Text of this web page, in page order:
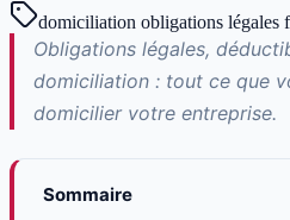
domiciliation obligations légales
Obligations légales,
domiciliation : tout ce que
domicilier votre entreprise.
Sommaire